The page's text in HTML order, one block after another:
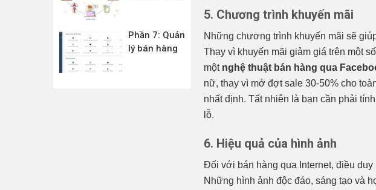
5. Chương trình khuyến mãi
Những chương trình khuyến mãi sẽ
Thay vì khuyến mãi giảm giá trên một
một nghệ thuật bán hàng qua
nữ, thay vì mở đợt sale 30-50% cho
nhất định. Tất nhiên là bạn cần phải
lỗ.
6. Hiệu quả của hình ảnh
Đối với bán hàng qua Internet, điều
Những hình ảnh độc đáo, sáng tạo và
online tại
Việt Nam
Phần 7: Quản
lý bán hàng